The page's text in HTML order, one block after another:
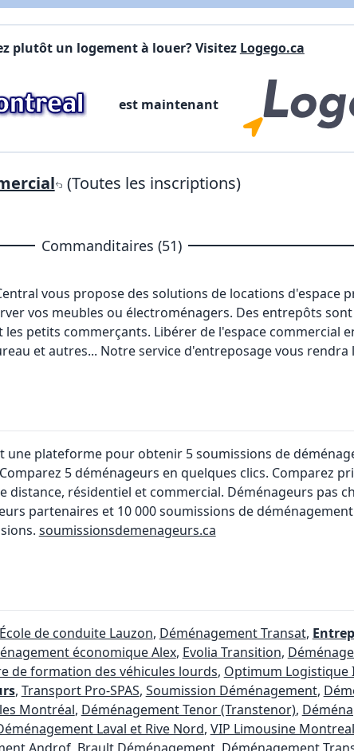
plutôt un logement à louer? Visitez Logego.ca
est maintenant
(Toutes les inscriptions)
Commanditaires (51)
vous propose des solutions de locations d'espace
vos meubles ou électroménagers. Des entrepôts
les petits commerçants. Libérer de l'espace commercial
et autres... Notre service d'entreposage vous rendra
une plateforme pour obtenir 5 soumissions de
5 déménageurs en quelques clics. Comparez
distance, résidentiel et commercial. Déménageurs pas
partenaires et 10 000 soumissions de
soumissionsdemenageurs.ca
École de conduite Lauzon, Déménagement Transat,
économique Alex, Evolia Transition,
de formation des véhicules lourds, Optimum Logistique
, Transport Pro-SPAS, Soumission Déménagement,
Montréal, Déménagement Tenor (Transtenor),
Laval et Rive Nord, VIP Limousine Montreal
X Fermer Envoyez